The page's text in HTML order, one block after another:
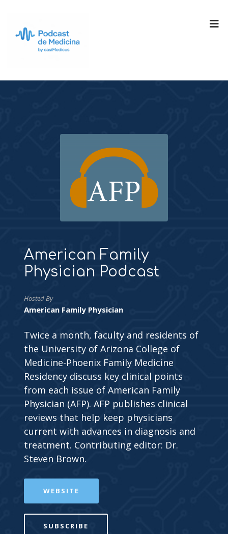
American Family
Physician Podcast
Hosted By
American Family Physician
Twice a month, faculty and residents of
the University of Arizona College of
Medicine-Phoenix Family Medicine
Residency discuss key clinical points
from each issue of American Family
Physician (AFP). AFP publishes clinical
reviews that help keep physicians
current with advances in diagnosis and
treatment. Contributing editor: Dr.
Steven Brown.
WEBSITE
SUBSCRIBE